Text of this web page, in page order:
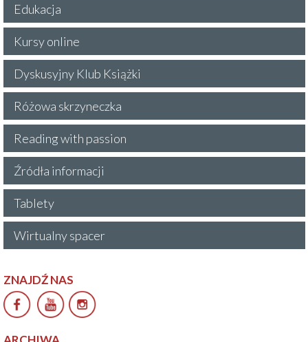
Edukacja
Kursy online
Dyskusyjny Klub Książki
Różowa skrzyneczka
Reading with passion
Źródła informacji
Tablety
Wirtualny spacer
ZNAJDŹ NAS